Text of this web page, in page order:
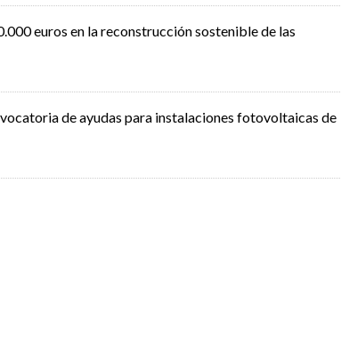
euros en la reconstrucción sostenible de las
de ayudas para instalaciones fotovoltaicas de